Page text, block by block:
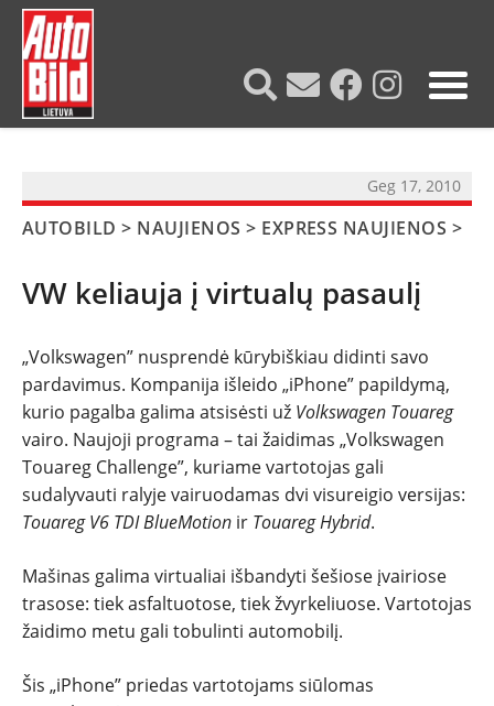
NAUJIENOS
TESTAI
NAUJI
NAUDOTI
REPORTAŽAI
Geg 17, 2010
AUTOBILD > NAUJIENOS > EXPRESS NAUJIENOS >
VW keliauja į virtualų pasaulį
„Volkswagen” nusprendė kūrybiškiau didinti savo
pardavimus. Kompanija išleido „iPhone” papildymą,
kurio pagalba galima atsisėsti už Volkswagen Touareg
vairo. Naujoji programa – tai žaidimas „Volkswagen
Touareg Challenge”, kuriame vartotojas gali
sudalyvauti ralyje vairuodamas dvi visureigio versijas:
Touareg V6 TDI BlueMotion ir Touareg Hybrid.
Mašinas galima virtualiai išbandyti šešiose įvairiose
trasose: tiek asfaltuotose, tiek žvyrkeliuose. Vartotojas
žaidimo metu gali tobulinti automobilį.
Šis „iPhone” priedas vartotojams siūlomas